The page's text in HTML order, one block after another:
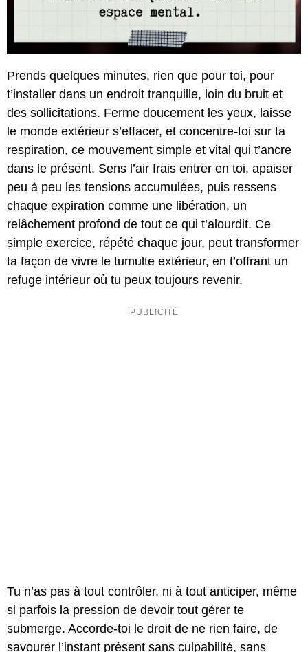
Prends quelques minutes, rien que pour toi, pour
t’installer dans un endroit tranquille, loin du bruit et
des sollicitations. Ferme doucement les yeux, laisse
le monde extérieur s’effacer, et concentre-toi sur ta
respiration, ce mouvement simple et vital qui t’ancre
dans le présent. Sens l’air frais entrer en toi, apaiser
peu à peu les tensions accumulées, puis ressens
chaque expiration comme une libération, un
relâchement profond de tout ce qui t’alourdit. Ce
simple exercice, répété chaque jour, peut transformer
ta façon de vivre le tumulte extérieur, en t’offrant un
refuge intérieur où tu peux toujours revenir.
Tu n’as pas à tout contrôler, ni à tout anticiper, même
si parfois la pression de devoir tout gérer te
submerge. Accorde-toi le droit de ne rien faire, de
savourer l’instant présent sans culpabilité, sans